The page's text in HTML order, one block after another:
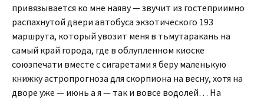
привязывается ко мне наяву — звучит из гостеприимно
распахнутой двери автобуса экзотического 193
маршрута, который увозит меня в тьмутаракань на
самый край города, где в облупленном киоске
союзпечати вместе с сигаретами я беру маленькую
книжку астропрогноза для скорпиона на весну, хотя на
дворе уже — июнь а я — так и вовсе водолей… На